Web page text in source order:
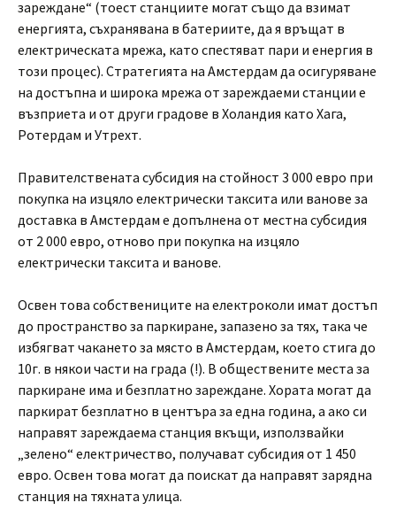
зареждане“ (тоест станциите могат също да взимат
енергията, съхранявана в батериите, да я връщат в
електрическата мрежа, като спестяват пари и енергия в
този процес). Стратегията на Амстердам да осигуряване
на достъпна и широка мрежа от зареждаеми станции е
възприета и от други градове в Холандия като Хага,
Ротердам и Утрехт.
Правителствената субсидия на стойност 3 000 евро при
покупка на изцяло електрически таксита или ванове за
доставка в Амстердам е допълнена от местна субсидия
от 2 000 евро, отново при покупка на изцяло
електрически таксита и ванове.
Освен това собствениците на електроколи имат достъп
до пространство за паркиране, запазено за тях, така че
избягват чакането за място в Амстердам, което стига до
10г. в някои части на града (!). В обществените места за
паркиране има и безплатно зареждане. Хората могат да
паркират безплатно в центъра за една година, а ако си
направят зареждаема станция вкъщи, използвайки
„зелено“ електричество, получават субсидия от 1 450
евро. Освен това могат да поискат да направят зарядна
станция на тяхната улица.